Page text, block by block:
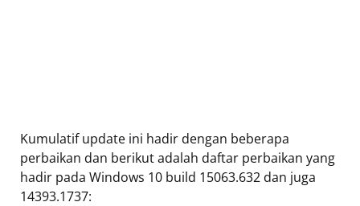
Kumulatif update ini hadir dengan beberapa
perbaikan dan berikut adalah daftar perbaikan yang
hadir pada Windows 10 build 15063.632 dan juga
14393.1737: